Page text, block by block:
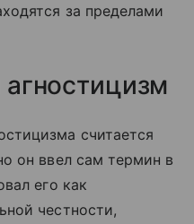
за пределами
считается
он ввел сам термин в
его как
честности,